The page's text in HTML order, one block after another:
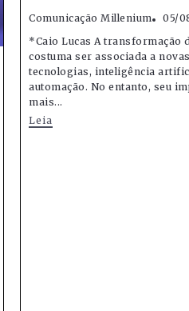
Comunicação Millenium
05/
*Caio Lucas A transformação
costuma ser associada a novas
tecnologias, inteligência
automação. No entanto, seu
mais...
Leia